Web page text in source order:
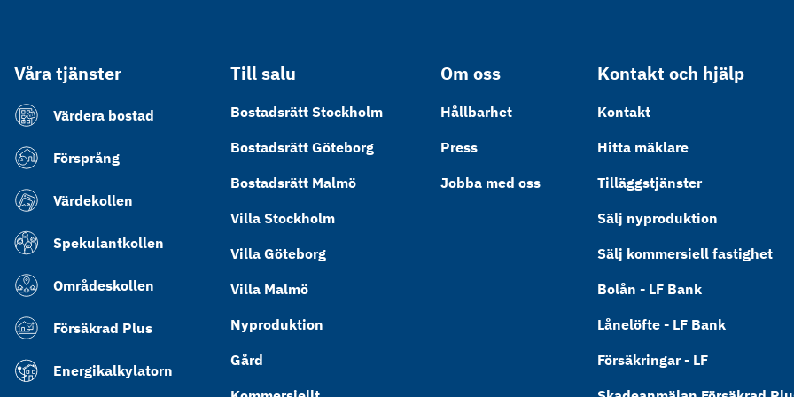
Våra tjänster
Värdera bostad
Försprång
Värdekollen
Spekulantkollen
Områdeskollen
Försäkrad Plus
Energikalkylatorn
Till salu
Bostadsrätt Stockholm
Bostadsrätt Göteborg
Bostadsrätt Malmö
Villa Stockholm
Villa Göteborg
Villa Malmö
Nyproduktion
Gård
Om oss
Hållbarhet
Press
Jobba med oss
Kontakt och hjälp
Kontakt
Hitta mäklare
Tilläggstjänster
Sälj nyproduktion
Sälj kommersiell fastighet
Bolån - LF Bank
Lånelöfte - LF Bank
Försäkringar - LF